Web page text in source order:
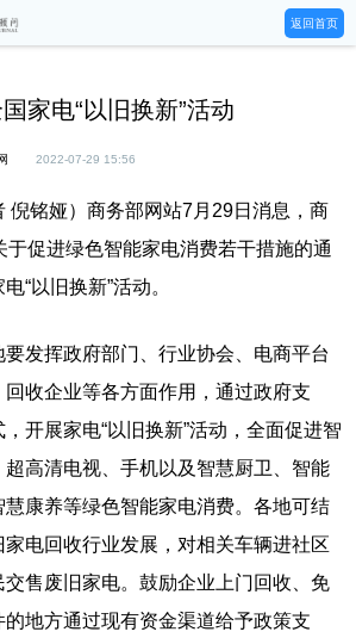
返回首页
家电“以旧换新”活动
2022-07-29 15:56
铭娅）商务部网站7月29日消息，商
于促进绿色智能家电消费若干措施的通
“以旧换新”活动。
挥政府部门、行业协会、电商平台
收企业等各方面作用，通过政府支
开展家电“以旧换新”活动，全面促进智
高清电视、手机以及智慧厨卫、智能
康养等绿色智能家电消费。各地可结
电回收行业发展，对相关车辆进社区
售废旧家电。鼓励企业上门回收、免
地方通过现有资金渠道给予政策支